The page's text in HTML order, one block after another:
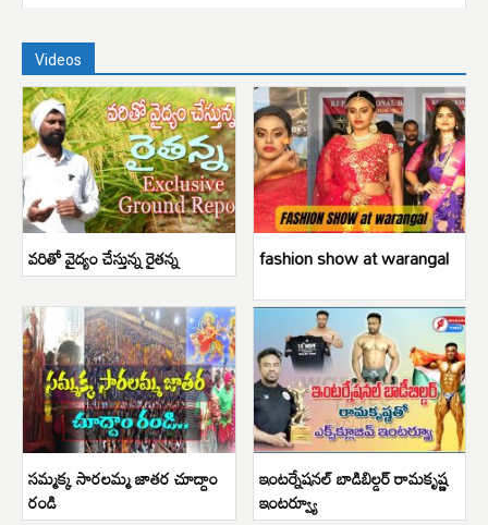
Videos
వరితో వైద్యం చేస్తున్న రైతన్న fashion show at warangal
సమ్మక్క సారలమ్మ జాతర చూద్దాం
రండి
ఇంటర్నేషనల్ బాడిబిల్డర్ రామకృష్ణ
ఇంటర్వ్యూ